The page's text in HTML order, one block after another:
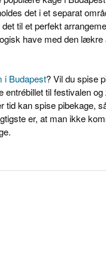
det i et separat
til et perfekt
have med den lækre
i Budapest? Vil du spise
entrébillet til festivalen
tid kan spise pibekage,
er, at man ikke